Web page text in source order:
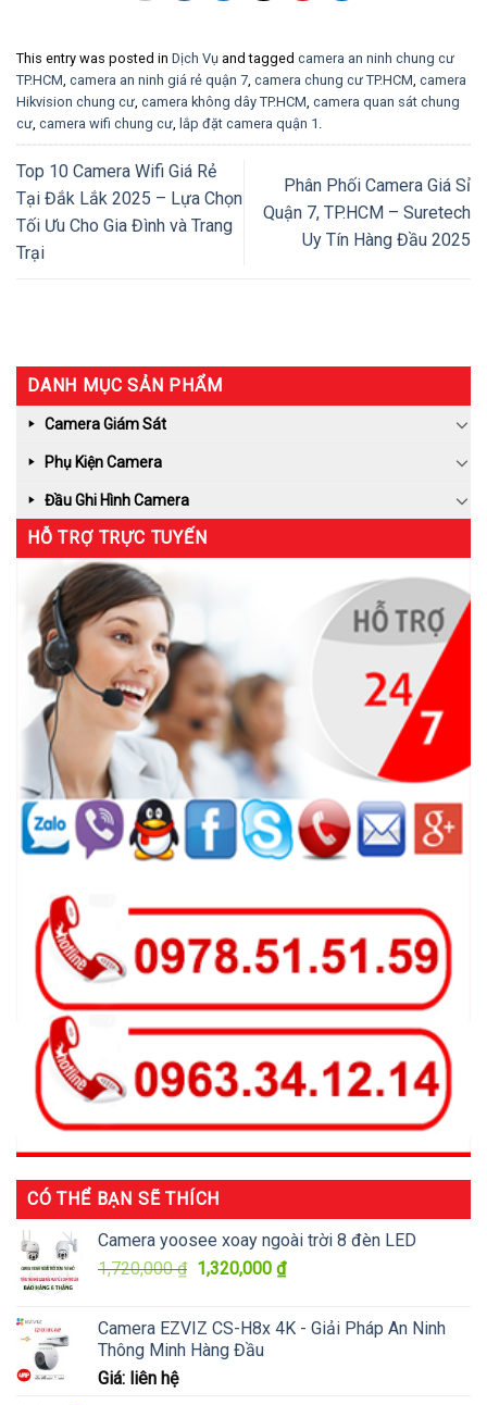
This entry was posted in Dịch Vụ and tagged camera an ninh chung cư
TP.HCM, camera an ninh giá rẻ quận 7, camera chung cư TP.HCM, camera
Hikvision chung cư, camera không dây TP.HCM, camera quan sát chung
cư, camera wifi chung cư, lắp đặt camera quận 1 .
Top 10 Camera Wifi Giá Rẻ
Tại Đắk Lắk 2025 – Lựa Chọn
Tối Ưu Cho Gia Đình và Trang
Trại
Phân Phối Camera Giá Sỉ
Quận 7, TP.HCM – Suretech
Uy Tín Hàng Đầu 2025
DANH MỤC SẢN PHẨM
Camera Giám Sát
Phụ Kiện Camera
Đầu Ghi Hình Camera
HỖ TRỢ TRỰC TUYẾN
CÓ THỂ BẠN SẼ THÍCH
Camera yoosee xoay ngoài trời 8 đèn LED
1,720,000₫ Giá
1,720,000 ₫.
1,320,000 ₫Giá
là:
Camera EZVIZ CS-H8x 4K - Giải Pháp An Ninh
Thông Minh Hàng Đầu
Giá: liên hệ